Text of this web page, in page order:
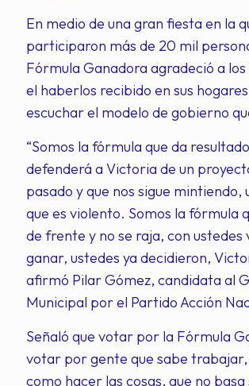
En medio de una gran fiesta en la
participaron más de 20 mil
Fórmula Ganadora agradeció a
el haberlos recibido en sus
escuchar el modelo de gobierno
“Somos la fórmula que da
defenderá a Victoria de un
pasado y que nos sigue mintiendo,
que es violento. Somos la fórmula
de frente y no se raja, con ustedes
ganar, ustedes ya decidieron,
afirmó Pilar Gómez, candidata al
Municipal por el Partido Acción
Señaló que votar por la Fórmula
votar por gente que sabe trabajar,
como hacer las cosas, que no basa